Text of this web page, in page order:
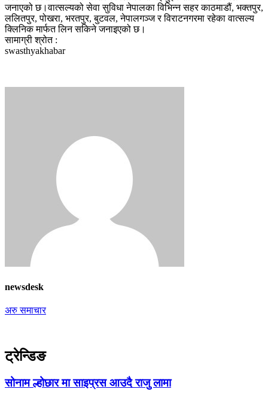
जनाएको छ।वात्सल्यको सेवा सुविधा नेपालका विभिन्न सहर काठमाडौं, भक्तपुर,
ललितपुर, पोखरा, भरतपुर, बुटवल, नेपालगञ्ज र विराटनगरमा रहेका वात्सल्य
क्लिनिक मार्फत लिन सकिने जनाइएको छ।
सामाग्री श्रोत :
swasthyakhabar
newsdesk
अरु समाचार
ट्रेन्डिङ
सोनाम ल्होछार मा साइप्रस आउदै राजु लामा